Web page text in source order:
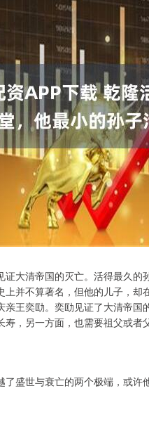
大清帝国的灭亡。活得最久
并不算著名，但他的儿子，
王奕劻。奕劻见证了大清帝国
，另一方面，也需要祖父或者
盛世与衰亡的两个极端，或
200.89 1.42%